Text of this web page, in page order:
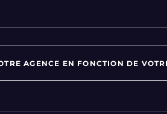
AGENCE EN FONCTION DE